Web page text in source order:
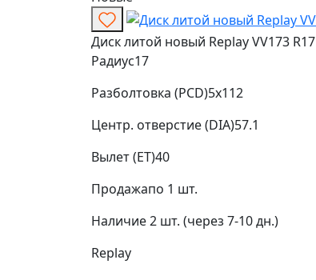
Диск литой новый Replay VV173 R17
Радиус17
Разболтовка (PCD)5x112
Центр. отверстие (DIA)57.1
Вылет (ET)40
Продажапо 1 шт.
Наличие2 шт. (через 7-10 дн.)
Replay